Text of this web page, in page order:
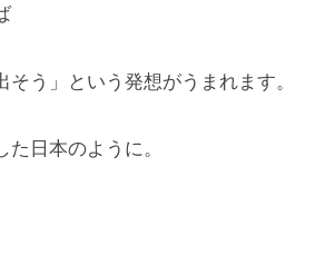
う」という発想がうまれます。
日本のように。